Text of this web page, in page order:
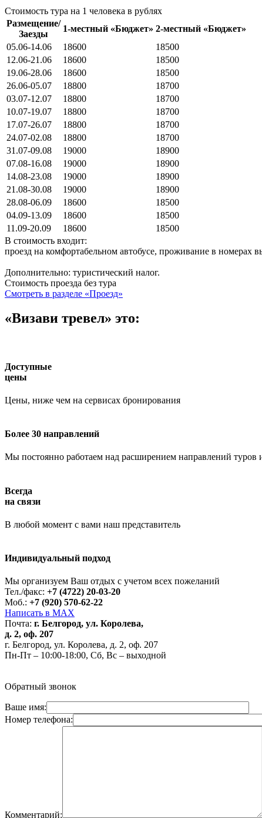
Стоимость тура на 1 человека в рублях
Размещение/
Заезды
1-местный «Бюджет» 2-местный «Бюджет»
05.06-14.06
18600
18500
12.06-21.06
18600
18500
19.06-28.06
18600
18500
26.06-05.07
18800
18700
03.07-12.07
18800
18700
10.07-19.07
18800
18700
17.07-26.07
18800
18700
24.07-02.08
18800
18700
31.07-09.08
19000
18900
07.08-16.08
19000
18900
14.08-23.08
19000
18900
21.08-30.08
19000
18900
28.08-06.09
18600
18500
04.09-13.09
18600
18500
11.09-20.09
18600
18500
В стоимость входит:
проезд на комфортабельном автобусе, проживание в номерах
Дополнительно: туристический налог.
Стоимость проезда без тура
Смотреть в разделе «Проезд»
«Визави тревел» это:
Доступные
цены
Цены, ниже чем на сервисах бронирования
Более 30 направлений
Мы постоянно работаем над расширением направлений туров
Всегда
на связи
В любой момент с вами наш представитель
Индивидуальный подход
Мы организуем Ваш отдых с учетом всех пожеланий
Тел./факс: +7 (4722) 20-03-20
Моб.: +7 (920) 570-62-22
Написать в MAX
Почта: г. Белгород, ул. Королева,
д. 2, оф. 207
г. Белгород, ул. Королева, д. 2, оф. 207
Пн-Пт – 10:00-18:00, Сб, Вс – выходной
Обратный звонок
Ваше имя:
Номер телефона:
Комментарий: